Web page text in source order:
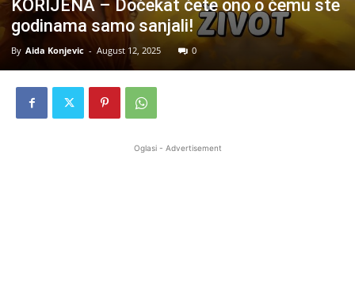
KORIJENA – Dočekat ćete ono o čemu ste
godinama samo sanjali!
By Aida Konjevic - August 12, 2025 0
Oglasi - Advertisement